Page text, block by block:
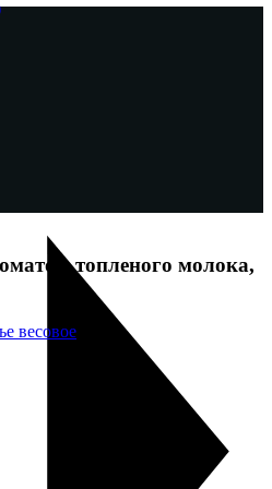
топленого молока,
весовое